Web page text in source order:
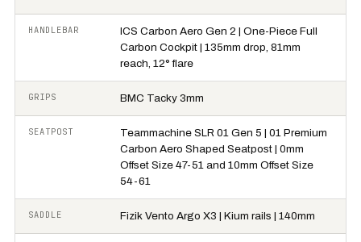
HANDLEBAR
ICS Carbon Aero Gen 2 | One-Piece Full
Carbon Cockpit | 135mm drop, 81mm
reach, 12° flare
GRIPS BMC Tacky 3mm
SEATPOST
Teammachine SLR 01 Gen 5 | 01 Premium
Carbon Aero Shaped Seatpost | 0mm
Offset Size 47-51 and 10mm Offset Size
54-61
SADDLE Fizik Vento Argo X3 | Kium rails | 140mm